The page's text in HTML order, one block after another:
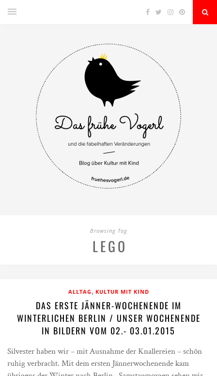
Browsing Tag
LEGO
ALLTAG , KULTUR MIT KIND
DAS ERSTE JÄNNER-WOCHENENDE IM
WINTERLICHEN BERLIN / UNSER WOCHENENDE
IN BILDERN VOM 02.- 03.01.2015
Silvester haben wir – mit Ausnahme der Knallereien – schön
ruhig verbracht. Mit dem ersten Jännerwochenende kam